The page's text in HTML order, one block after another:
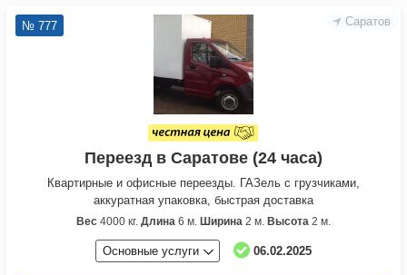
Саратов
№ 777
Переезд в Саратове (24 часа)
Квартирные и офисные переезды. ГАЗель с грузчиками,
аккуратная упаковка, быстрая доставка
Вес 4000 кг. Длина 6 м. Ширина 2 м. Высота 2 м.
Основные услуги 06.02.2025